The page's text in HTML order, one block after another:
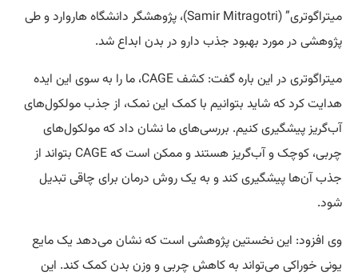
میتراگوتری” (Samir Mitragotri)، پژوهشگر دانشگاه هاروارد و طی
پژوهشی در مورد بهبود جذب دارو در بدن ابداع شد.
میتراگوتری در این باره گفت: کشف CAGE، ما را به سوی این ایده
هدایت کرد که شاید بتوانیم با کمک این نمک، از جذب مولکول‌های
آب‌گریز پیشگیری کنیم. بررسی‌های ما نشان داد که مولکول‌های
چربی، کوچک و آب‌گریز هستند و ممکن است که CAGE بتواند از
جذب آن‌ها پیشگیری کند و به یک روش درمان برای چاقی تبدیل
شود.
وی افزود: این نخستین پژوهشی است که نشان می‌دهد یک مایع
یونی خوراکی می‌تواند به کاهش چربی و وزن بدن کمک کند. این